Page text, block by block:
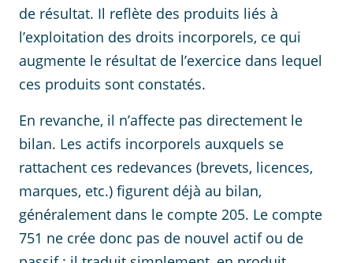
de résultat. Il reflète des produits liés à
l’exploitation des droits incorporels, ce qui
augmente le résultat de l’exercice dans lequel
ces produits sont constatés.
En revanche, il n’affecte pas directement le
bilan. Les actifs incorporels auxquels se
rattachent ces redevances (brevets, licences,
marques, etc.) figurent déjà au bilan,
généralement dans le compte 205. Le compte
751 ne crée donc pas de nouvel actif ou de